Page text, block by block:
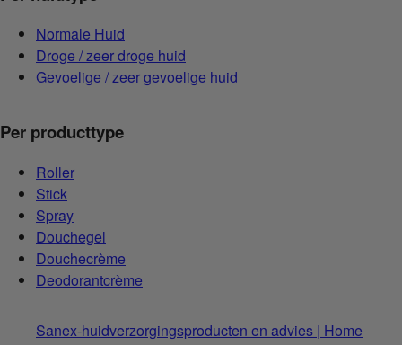
Normale Huid
Droge / zeer droge huid
Gevoelige / zeer gevoelige huid
Per producttype
Roller
Stick
Spray
Douchegel
Douchecrème
Deodorantcrème
Sanex-huidverzorgingsproducten en advies | Home